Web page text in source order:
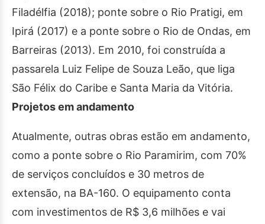
Filadélfia (2018); ponte sobre o Rio Pratigi, em
Ipirá (2017) e a ponte sobre o Rio de Ondas, em
Barreiras (2013). Em 2010, foi construída a
passarela Luiz Felipe de Souza Leão, que liga
São Félix do Caribe e Santa Maria da Vitória.
Projetos em andamento
Atualmente, outras obras estão em andamento,
como a ponte sobre o Rio Paramirim, com 70%
de serviços concluídos e 30 metros de
extensão, na BA-160. O equipamento conta
com investimentos de R$ 3,6 milhões e vai